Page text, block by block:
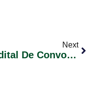
Next
Edital De Convocação Para Eleição Dos Membros Do Segmento Comunitário Que Comporão Parte Do Conselho Municipal De Turismo Do Município De Glorinha.